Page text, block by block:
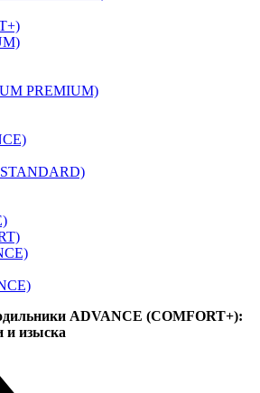
PREMIUM)
ADVANCE (COMFORT+):
и изыска